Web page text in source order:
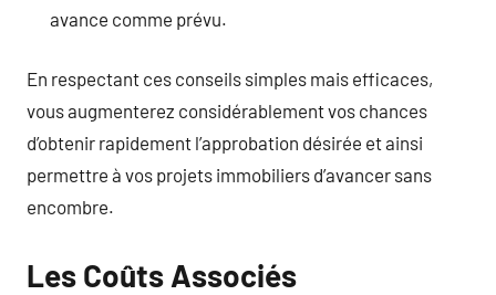
avance comme prévu.
En respectant ces conseils simples mais efficaces,
vous augmenterez considérablement vos chances
d’obtenir rapidement l’approbation désirée et ainsi
permettre à vos projets immobiliers d’avancer sans
encombre.
Les Coûts Associés